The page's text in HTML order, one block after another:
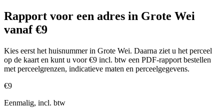
Rapport voor een adres in Grote Wei
vanaf €9
Kies eerst het huisnummer in Grote Wei. Daarna ziet u het perceel
op de kaart en kunt u voor €9 incl. btw een PDF-rapport bestellen
met perceelgrenzen, indicatieve maten en perceelgegevens.
€9
Eenmalig, incl. btw